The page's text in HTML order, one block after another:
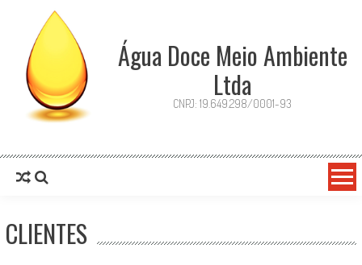
Água Doce Meio Ambiente
Ltda
CNPJ: 19.649.298/0001-93
CLIENTES